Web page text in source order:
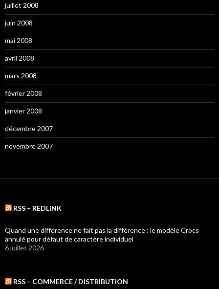
juillet 2008
juin 2008
mai 2008
avril 2008
mars 2008
février 2008
janvier 2008
décembre 2007
novembre 2007
RSS – REDLINK
Quand une différence ne fait pas la différence : le modèle Crocs
annulé pour défaut de caractère individuel
6 juillet 2026
RSS – COMMERCE / DISTRIBUTION